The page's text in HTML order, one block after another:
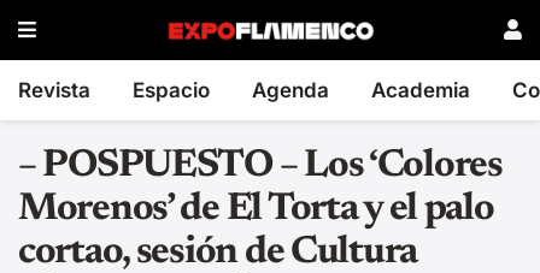
Revista Espacio Agenda Academia
– POSPUESTO – Los ‘Colores
Morenos’ de El Torta y el palo
cortao, sesión de Cultura